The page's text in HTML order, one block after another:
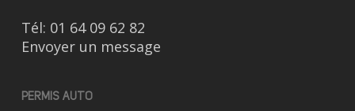
Tél: 01 64 09 62 82
Envoyer un message
PERMIS AUTO